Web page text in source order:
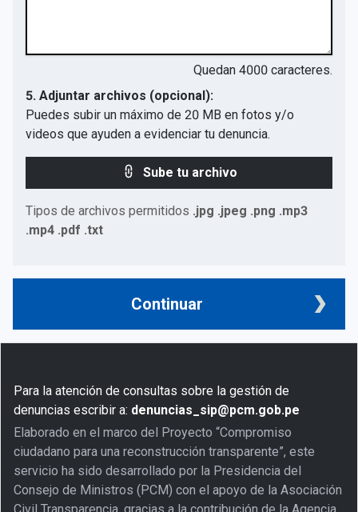
Quedan 4000 caracteres.
5. Adjuntar archivos (opcional):
Puedes subir un máximo de 20 MB en fotos y/o
videos que ayuden a evidenciar tu denuncia.
Sube tu archivo
Tipos de archivos permitidos .jpg .jpeg .png .mp3
.mp4 .pdf .txt
Continuar
Para la atención de consultas sobre la gestión de
denuncias escribir a: denuncias_sip@pcm.gob.pe
Elaborado en el marco del Proyecto “Compromiso
ciudadano para una reconstrucción transparente”, este
servicio ha sido desarrollado por la Presidencia del
Consejo de Ministros (PCM) con el apoyo de la Asociación